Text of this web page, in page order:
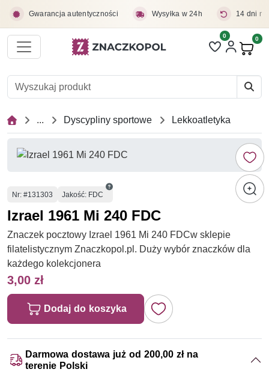
Gwarancja autentyczności Wysyłka w 24h 14 dni
Liczba pozycji
0 0
... Dyscypliny sportowe Lekkoatletyka
Numer
Nr: #131303 Jakość: FDC
Izrael 1961 Mi 240 FDC
Znaczek pocztowy Izrael 1961 Mi 240 FDCw sklepie
filatelistycznym Znaczkopol.pl. Duży wybór znaczków dla
każdego kolekcjonera
3,00 zł
Dodaj do koszyka
Darmowa dostawa już od 200,00 zł na
terenie Polski